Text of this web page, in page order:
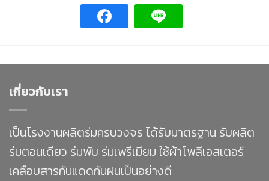
เกี่ยวกับเรา
เป็นโรงงานผลิตร่มครบวงจร ได้รับมาตรฐาน รับผลิต
ร่มตอนเดียว ร่มพับ ร่มเพรีเมียม ใช้ผ้าโพลีเอสเตอร์
เคลือบสารกันแดดกันฝนเป็นอย่างดี